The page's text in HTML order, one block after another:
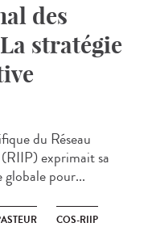
des
stratégie
du Réseau
exprimait sa
pour...
COS-RIIP